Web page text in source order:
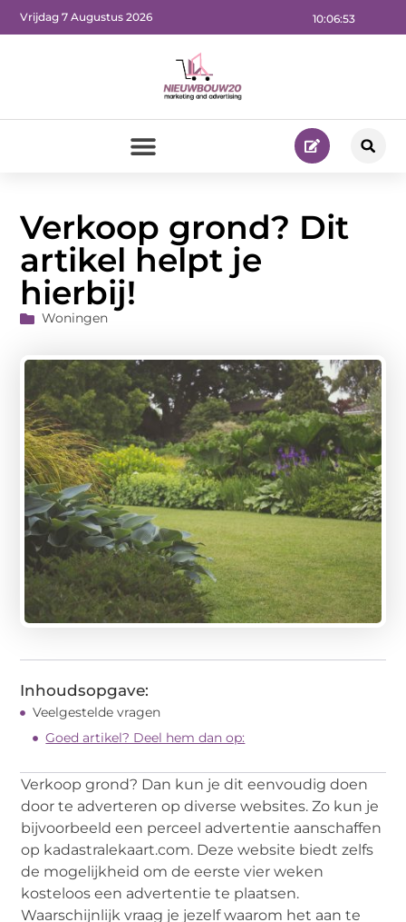
10:06:55
Vrijdag 7 Augustus 2026
Verkoop grond? Dit
artikel helpt je
hierbij!
Woningen
Inhoudsopgave:
Veelgestelde vragen
Goed artikel? Deel hem dan op:
Verkoop grond? Dan kun je dit eenvoudig doen
door te adverteren op diverse websites. Zo kun je
bijvoorbeeld een perceel advertentie aanschaffen
op kadastralekaart.com. Deze website biedt zelfs
de mogelijkheid om de eerste vier weken
kosteloos een advertentie te plaatsen.
Waarschijnlijk vraag je jezelf waarom het aan te